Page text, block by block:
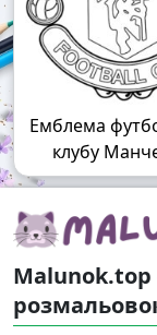
Емблема
клубу
Malunok.top